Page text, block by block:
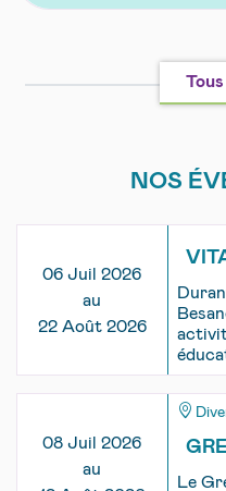
NOS
06 Juil 2026
au
22 Août 2026
08 Juil 2026
au
Le